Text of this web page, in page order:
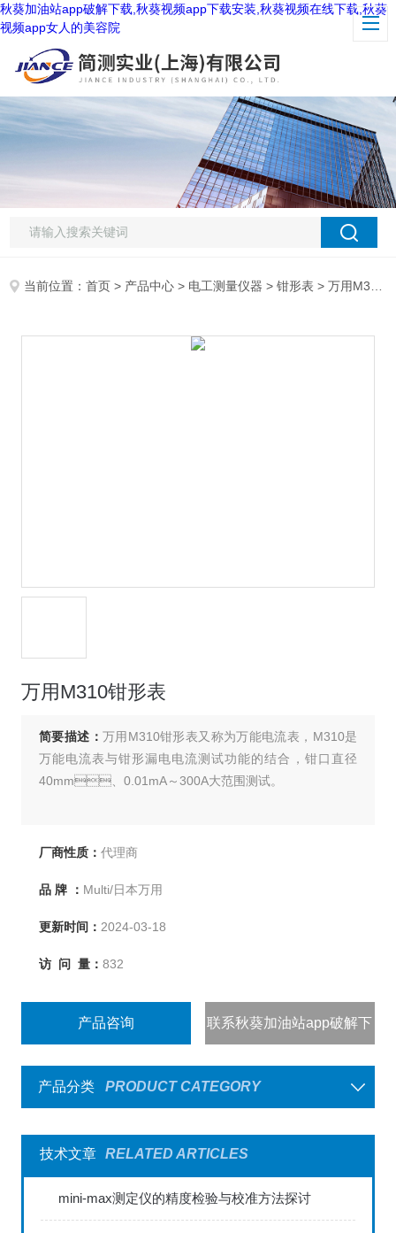
秋葵加油站app破解下载,秋葵视频app下载安装,秋葵视频在线下载,秋葵
视频app女人的美容院
当前位置：首页 > 产品中心 > 电工测量仪器 >钳形表 > 万用M310钳形表
万用M310钳形表
简要描述：万用M310钳形表又称为万能电流表，M310是
万能电流表与钳形漏电电流测试功能的结合，钳口直径
40mm、0.01mA～300A大范围测试。
厂商性质： 代理商
品 牌 ： Multi/日本万用
更新时间： 2024-03-18
访 问 量： 832
产品咨询 联系秋葵加油站app破解下
载
产品分类
PRODUCT CATEGORY
技术文章 RELATED ARTICLES
mini-max测定仪的精度检验与校准方法探讨